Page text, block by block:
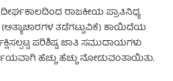
ದೀರ್ಘಕಾಲದಿಂದ ರಾಜಕೀಯ ಪ್ರಾತಿನಿಧ್ಯ
ತಡೆಗಟ್ಟುವಿಕೆ) ಕಾಯಿದೆಯ
ಪರಿಶಿಷ್ಟ ಜಾತಿ ಸಮುದಾಯಗಳು
ಹೆಚ್ಚು ಹೆಚ್ಚು ನೋಡುವಂತಾಯಿತು.